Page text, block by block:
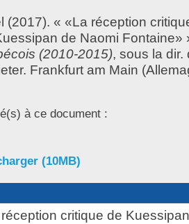
(2017). « «La réception
de Naomi
(2010-2015), sous la
. Frankfurt am Main
à ce document :
(10MB)
critique de